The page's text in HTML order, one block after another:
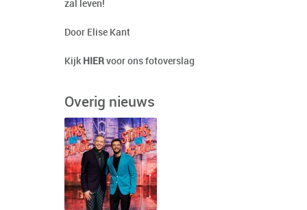
zal leven!
Door Elise Kant
Kijk HIER voor ons fotoverslag
Overig nieuws